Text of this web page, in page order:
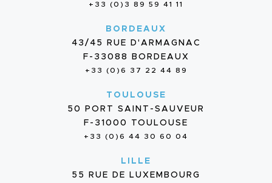
+33 (0)3 89 59 41 11
BORDEAUX
43/45 RUE D'ARMAGNAC
F-33088 BORDEAUX
+33 (0)6 37 22 44 89
TOULOUSE
50 PORT SAINT-SAUVEUR
F-31000 TOULOUSE
+33 (0)6 44 30 60 04
LILLE
55 RUE DE LUXEMBOURG